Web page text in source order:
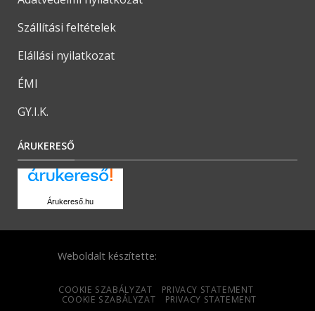
Szállítási feltételek
Elállási nyilatkozat
ÉMI
GY.I.K.
ÁRUKERESŐ
Árukereső.hu
Weboldalt készítette:
COOKIE SZABÁLYZAT
PRIVACY STATEMENT
COOKIE SZABÁLYZAT
PRIVACY STATEMENT